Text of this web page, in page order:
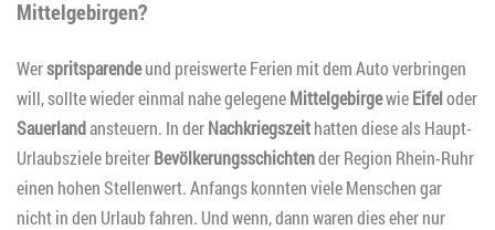
Mittelgebirgen?
Werspritsparendeund preiswerte Ferien mit dem Auto verbringen
will, sollte wieder einmal nahe gelegeneMittelgebirgewieEifeloder
Sauerlandansteuern. In derNachkriegszeithatten diese als Haupt-
Urlaubsziele breiterBevölkerungsschichtender Region Rhein-Ruhr
einen hohen Stellenwert. Anfangs konnten viele Menschen gar
nicht in den Urlaub fahren. Und wenn, dann waren dies eher nur